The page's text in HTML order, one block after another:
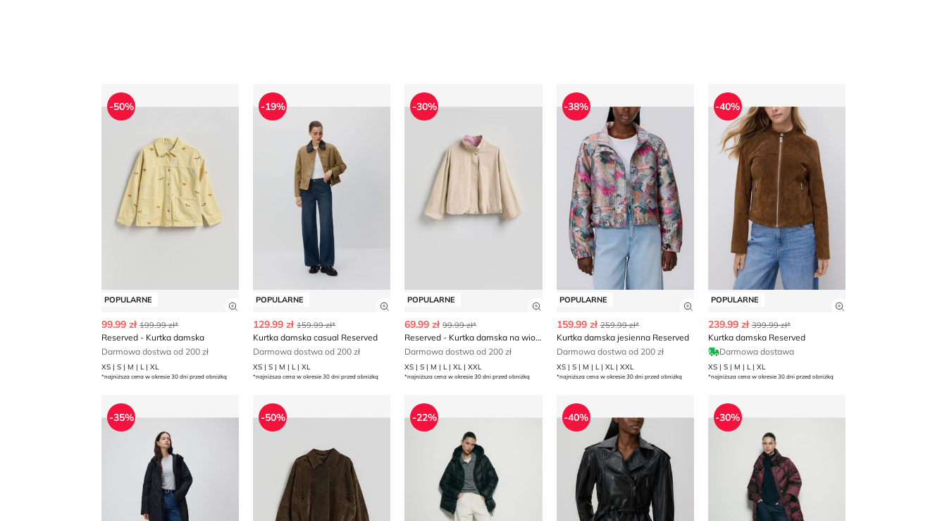
Reserved - Kurtka damska
POPULARNE
-50%
Zobacz szczegóły produktu
99.99 zł 199.99 zł*
Reserved - Kurtka damska
Darmowa dostwa od 200 zł
XS | S | M | L | XL
*najniższa cena w okresie 30 dni przed obniżką
Kurtka damska casual Reserved
POPULARNE
-19%
Zobacz szczegóły produktu
129.99 zł 159.99 zł*
Kurtka damska casual Reserved
Darmowa dostwa od 200 zł
XS | S | M | L | XL
*najniższa cena w okresie 30 dni przed obniżką
Reserved - Kurtka damska na wiosnę
POPULARNE
-30%
Zobacz szczegóły produktu
69.99 zł 99.99 zł*
Reserved - Kurtka damska na wiosnę
Darmowa dostwa od 200 zł
XS | S | M | L | XL | XXL
*najniższa cena w okresie 30 dni przed obniżką
Kurtka damska jesienna Reserved
POPULARNE
-38%
Zobacz szczegóły produktu
159.99 zł 259.99 zł*
Kurtka damska jesienna Reserved
Darmowa dostwa od 200 zł
XS | S | M | L | XL | XXL
*najniższa cena w okresie 30 dni przed obniżką
Kurtka damska Reserved
POPULARNE
-40%
Zobacz szczegóły
239.99 zł 399.99 zł*
Kurtka damska Reserved
Darmowa dostawa
XS | S | M | L | XL
*najniższa cena w okresie 30 dni przed obniżką
Kurtka damska casual Reserved
-35%
Reserved - Kurtka damska jesienna
-50%
Kurtka damska Reserved
-22%
Reserved - Kurtka damska rockowa
-40%
Kurtka damska jesienna Reserved
-30%